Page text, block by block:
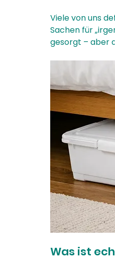
Viele von uns
Sachen für
gesorgt – aber
Was ist